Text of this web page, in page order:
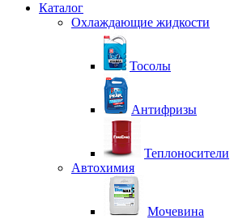
Каталог
Охлаждающие жидкости
Тосолы
Антифризы
Теплоносители
Автохимия
Мочевина